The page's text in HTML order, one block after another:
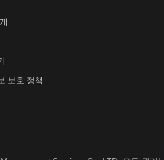
보호 정책